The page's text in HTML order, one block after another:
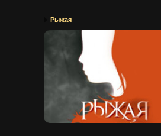
Рыжая